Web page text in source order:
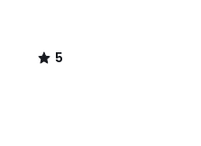
44.99
5
/